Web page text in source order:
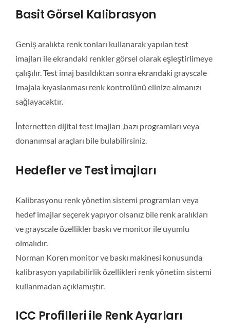
Basit Görsel Kalibrasyon
Geniş aralıkta renk tonları kullanarak yapılan test
imajları ile ekrandaki renkler görsel olarak eşleştirlimeye
çalışılır. Test imaj basıldıktan sonra ekrandaki grayscale
imajala kıyaslanması renk kontrolünü elinize almanızı
sağlayacaktır.
İnternetten dijital test imajları ,bazı programları veya
donanımsal araçları bile bulabilirsiniz.
Hedefler ve Test İmajları
Kalibrasyonu renk yönetim sistemi programları veya
hedef imajlar seçerek yapıyor olsanız bile renk aralıkları
ve grayscale özellikler baskı ve monitor ile uyumlu
olmalıdır.
Norman Koren monitor ve baskı makinesi konusunda
kalibrasyon yapılabilirlik özellikleri renk yönetim sistemi
kullanmadan açıklamıştır.
ICC Profilleri ile Renk Ayarları